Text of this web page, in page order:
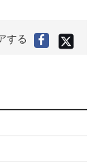
する
Facebook
で
X(旧
で